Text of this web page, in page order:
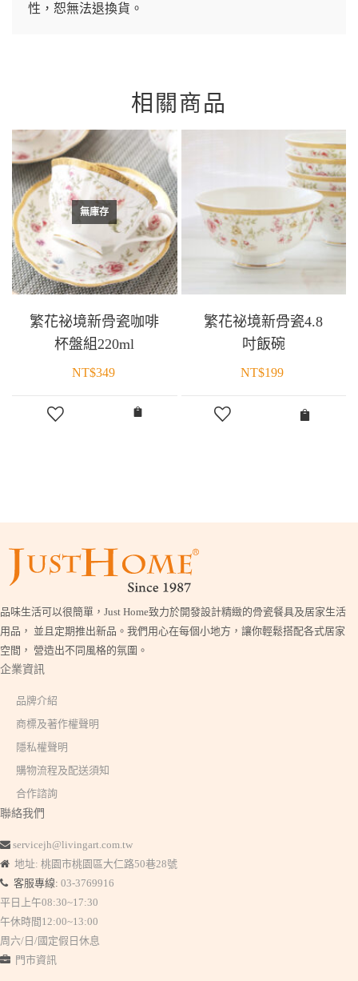
性，恕無法退換貨。
相關商品
無庫存
繁花祕境新骨瓷咖啡
杯盤組220ml
NT$349
繁花祕境新骨瓷4.8
吋飯碗
NT$199
品味生活可以很簡單，Just Home致力於開發設計精緻的骨瓷餐具及居家生活
用品， 並且定期推出新品。我們用心在每個小地方，讓你輕鬆搭配各式居家
空間， 營造出不同風格的氛圍。
企業資訊
品牌介紹
商標及著作權聲明
隱私權聲明
購物流程及配送須知
合作諮詢
聯絡我們
servicejh@livingart.com.tw
地址: 桃園市桃園區大仁路50巷28號
客服專線: 03-3769916
平日上午08:30~17:30
午休時間12:00~13:00
周六/日/國定假日休息
門市資訊